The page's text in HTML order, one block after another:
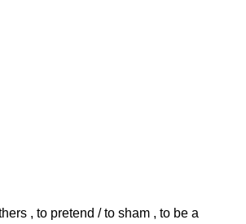
, to pretend / to sham , to be a